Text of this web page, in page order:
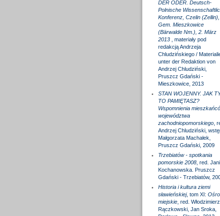
DER ODER. Deutsch-
Polnische
Konferenz, Czelin (Zellin),
Gem. Mieszkowice
(Bärwalde Nm.), 2. März
2013
, materiały pod
redakcją Andrzeja
Chludzińskiego /
unter der Redaktion von
Andrzej Chludziński,
Pruszcz Gdański -
Mieszkowice, 2013
STAN WOJENNY. JAK
TO PAMIĘTASZ?
Wspomnienia
województwa
zachodniopomorskiego,
Andrzej Chludziński,
Małgorzata Machałek,
Pruszcz Gdański, 2009
Trzebiatów - spotkania
pomorskie 2008, red.
Kochanowska. Pruszcz
Gdański - Trzebiatów,
Historia i kultura ziemi
sławieńskiej, tom XI:
miejskie, red. Włodzimierz
Rączkowski, Jan Sroka,